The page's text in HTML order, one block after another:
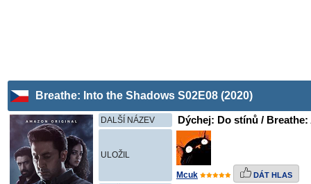
Breathe: Into the Shadows S02E08 (2020)
DALŠÍ NÁZEV Dýchej: Do stínů /
ULOŽIL
Mcuk DÁT HLAS